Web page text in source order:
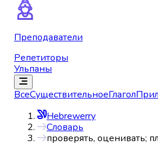
Преподаватели
Репетиторы
Ульпаны
ВсеСуществительноеГлагол
Hebrewerry
Словарь
проверять, оценивать;